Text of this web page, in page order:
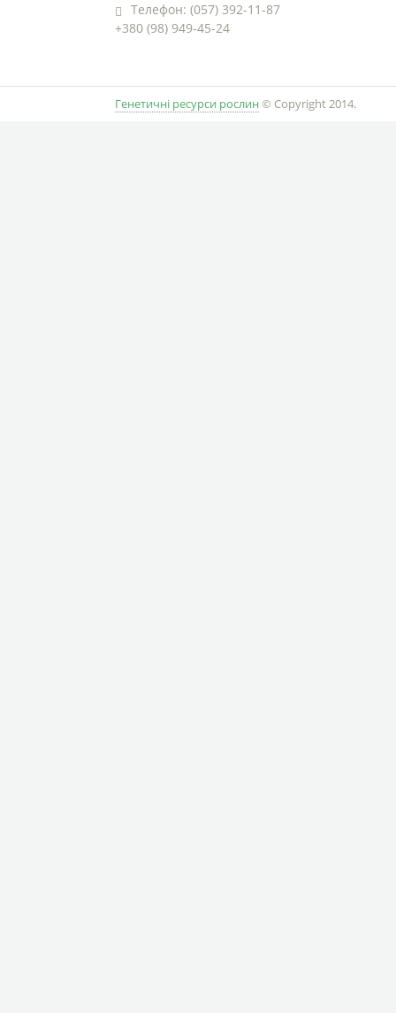
Телефон: (057) 392-11-87
+380 (98) 949-45-24
Генетичні ресурси рослин © Copyright 2014.